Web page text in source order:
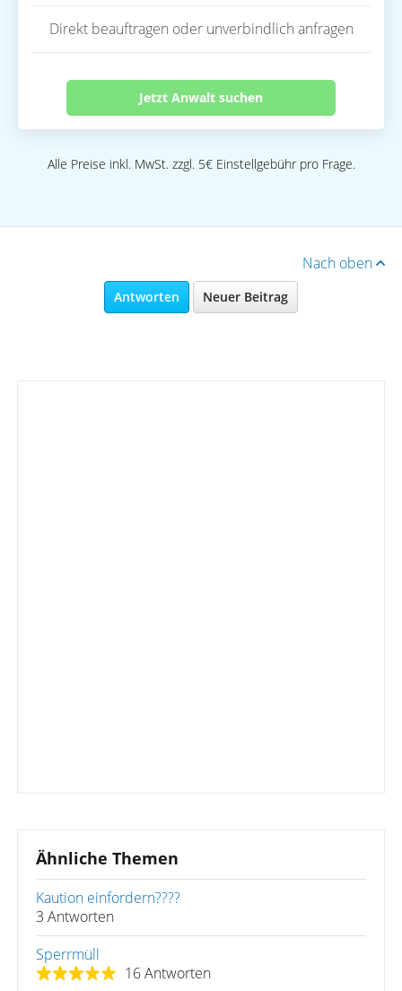
Direkt beauftragen oder unverbindlich anfragen
Jetzt Anwalt suchen
Alle Preise inkl. MwSt. zzgl. 5€ Einstellgebühr pro Frage.
Nach oben
Antworten Neuer Beitrag
Ähnliche Themen
Kaution einfordern????
3 Antworten
Sperrmüll
16 Antworten